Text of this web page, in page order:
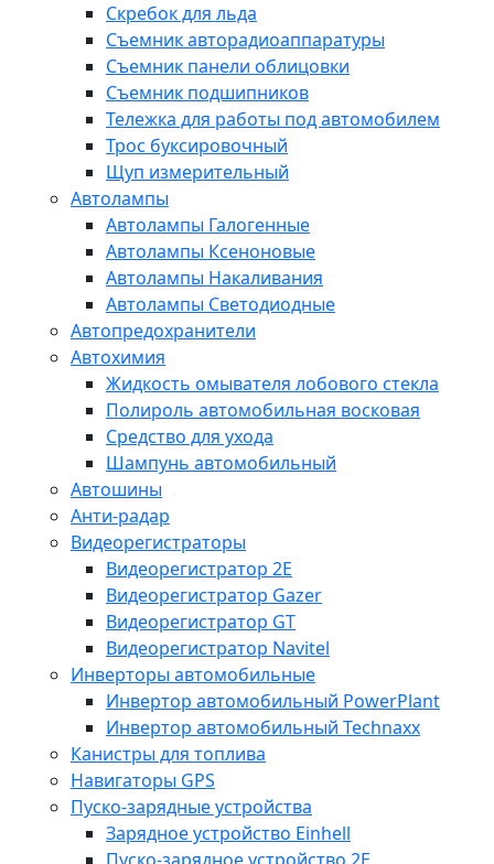
Скребок для льда
Съемник авторадиоаппаратуры
Съемник панели облицовки
Съемник подшипников
Тележка для работы под автомобилем
Трос буксировочный
Щуп измерительный
Автолампы
Автолампы Галогенные
Автолампы Ксеноновые
Автолампы Накаливания
Автолампы Светодиодные
Автопредохранители
Автохимия
Жидкость омывателя лобового стекла
Полироль автомобильная восковая
Средство для ухода
Шампунь автомобильный
Автошины
Анти-радар
Видеорегистраторы
Видеорегистратор 2E
Видеорегистратор Gazer
Видеорегистратор GT
Видеорегистратор Navitel
Инверторы автомобильные
Инвертор автомобильный PowerPlant
Инвертор автомобильный Technaxx
Канистры для топлива
Навигаторы GPS
Пуско-зарядные устройства
Зарядное устройство Einhell